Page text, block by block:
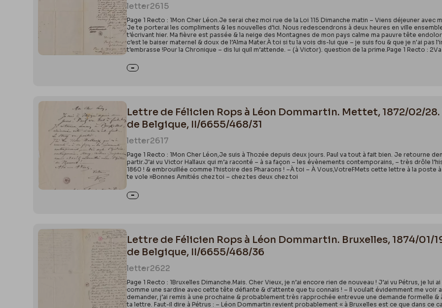
letter2615
Page 1 Recto : 1Mon Cher Léon.Je serai chez moi rue de la Loi 115 Dimanche matin – Viens déjeuner avec
Je te porterai les compliments & les nouvelles d’ici. Nous redescendrons à deux heures en ville
t’écrivant hier. Ma fièvre est passée & la neige des Montagnes de mon pays calme ma pauvre tête
c’est le baiser maternel & doux de l’Alma Mater.À toi si tu la vois dis-lui que – je suis fou & que je n'ai pas
t’embrasse !Pour la Chronique – dis lui quil m’attende. – (à Victor). question de la prime.Page 1 Recto : 2Va
Lettre de Félicien Rops à Léon Dommartin. Mettet, 1872/02/
de Belgique, II/6655/468/31
letter2617
Page 1 Recto : 1Mon Cher Léon,Je suis à Thozée depuis deux jours. Paul va tout à fait bien. Je retourne
partir.J’ai vu Victor Hallaux qui m’a raconté – à sa façon – les évènements contemporains, – très drôle
1860 ! & embrouillée comme l’histoire des Pharaons ! –À toi – À Vous,VotreFMets cette lettre à la poste
te vole »Bonnes Amitiés chez toi – chez tes deux chez toi
Lettre de Félicien Rops à Léon Dommartin. Bruxelles, 1874/
de Belgique, II/6655/468/36
letter2622
Page 1 Recto : 1Bruxelles Dimanche.Mais. Cher Vieux, je n’ai encore rien de nouveau ! J’ai vu Pétrus, je
comme une sardine avec cette tête défiante & d’attente que tu connais ! – Il voulait évidemment me voir
demander, j’ai remis à une prochaine & probablement très rapprochée entrevue une demande formelle &
ta lettre. Faut-il dire à Pétrus : – Léon Dommartin revient probablement « à Bruxelles est ce que dans ce